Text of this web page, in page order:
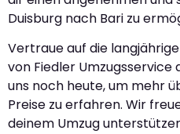
Duisburg nach Bari zu
Vertraue auf die
von Fiedler Umzugsservice
uns noch heute, um mehr
Preise zu erfahren. Wir
deinem Umzug